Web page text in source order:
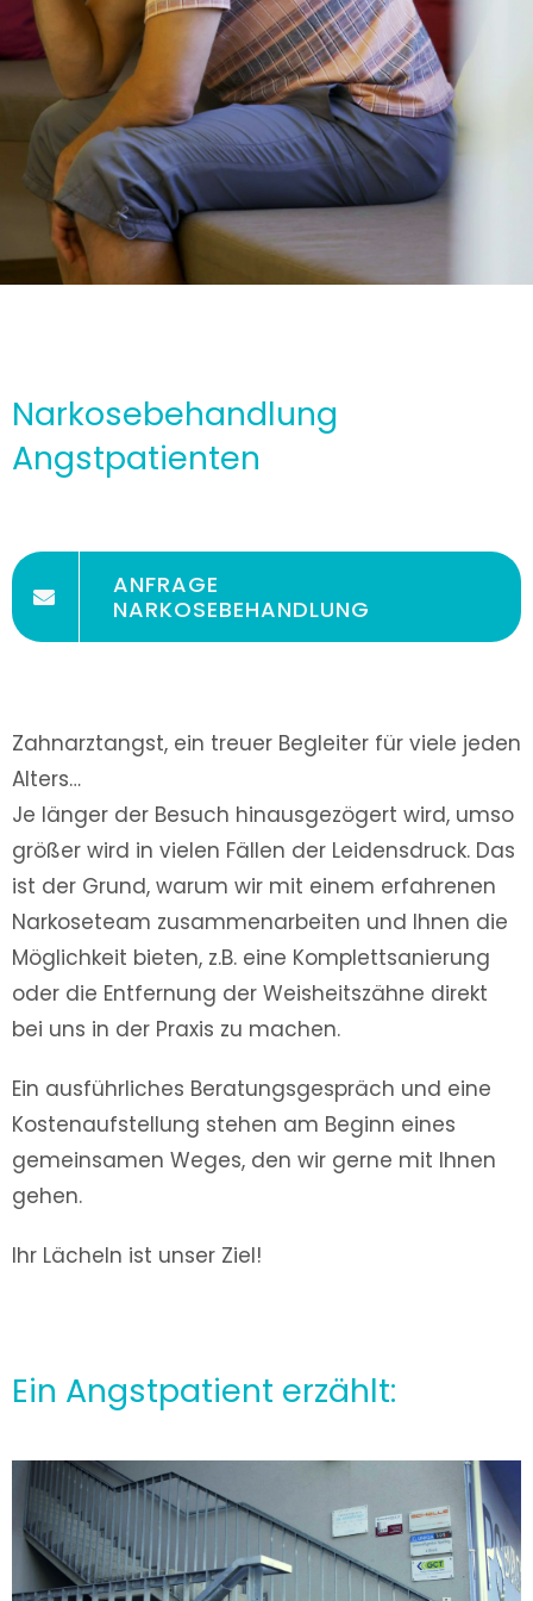
Narkosebehandlung
Angstpatienten
ANFRAGE
NARKOSEBEHANDLUNG
Zahnarztangst, ein treuer Begleiter für viele jeden
Alters…
Je länger der Besuch hinausgezögert wird, umso
größer wird in vielen Fällen der Leidensdruck. Das
ist der Grund, warum wir mit einem erfahrenen
Narkoseteam zusammenarbeiten und Ihnen die
Möglichkeit bieten, z.B. eine Komplettsanierung
oder die Entfernung der Weisheitszähne direkt
bei uns in der Praxis zu machen.
Ein ausführliches Beratungsgespräch und eine
Kostenaufstellung stehen am Beginn eines
gemeinsamen Weges, den wir gerne mit Ihnen
gehen.
Ihr Lächeln ist unser Ziel!
Ein Angstpatient erzählt: